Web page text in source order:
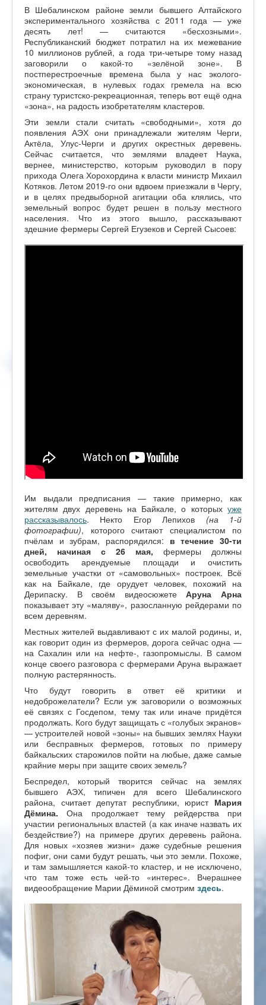
В Шебалинском районе земли бывшего Алтайского
экспериментального хозяйства с 2011 года — уже
десять лет! — считаются «бесхозными».
Республиканский бюджет потратил на их межевание
10 миллионов рублей, а года три-четыре тому назад
заговорили о какой-то «зелёной зоне». В
постперестроечные времена была у нас эколого-
экономическая, в нулевых годах гремела на всю
страну туристско-рекреационная, теперь вот ещё одна
«зона», на радость изобретателям кластеров.
Эти земли стали считать «свободными», хотя до
появления АЭХ они принадлежали жителям Черги,
Актёла, Улус-Черги и других окрестных деревень.
Сейчас считается, что землями владеет Наука,
вернее, министерство, которым руководил в пору
прихода Олега Хорохордина к власти министр Михаил
Котяков. Летом 2019-го они вдвоем приезжали в Чергу,
и в целях предвыборной агитации оба клялись, что
земельный вопрос будет решен в пользу местного
населения. Что из этого вышло, рассказывают
здешние фермеры Сергей Егузеков и Сергей Сысоев:
Им выдали предписания — такие примерно, как
жителям двух деревень на Байкале, о которых уже
рассказывалось. Некто Егор Лепихов (на 1-й
фотографии), которого считают специалистом по
пчёлам и зубрам, распорядился: в течение 30-ти
дней, начиная с 26 мая, фермеры должны
освободить арендуемые площади и очистить
земельные участки от «самовольных» построек. Всё
как на Байкале, где орудует человек, похожий на
Дерипаску. В своём видеосюжетеАруна Арна
показывает эту «маляву», разосланную рейдерами по
всем деревням.
Местных жителей выдавливают с их малой родины, и,
как говорит один из фермеров, дорога сейчас одна —
на Сахалин или на нефте-, газопромыслы. В самом
конце своего разговора с фермерами Аруна выражает
полную растерянность.
Что будут говорить в ответ её критики и
недоброжелатели? Если уж заговорили о возможных
её связях с Госдепом, тему так или иначе придётся
продолжать. Кого будут защищать с «голубых экранов»
— устроителей новой «зоны» на бывших землях Науки
или бесправных фермеров, готовых по примеру
байкальских старожилов пойти на любые, даже самые
крайние меры при защите своих земель?
Беспредел, который творится сейчас на землях
бывшего АЭХ, типичен для всего Шебалинского
района, считает депутат республики, юрист Мария
Дёмина. Она продолжает тему рейдерства при
участии региональных властей (а как иначе назвать их
бездействие?) на примере других деревень района.
Для новых «хозяев жизни» даже судебные решения
пофиг, они сами будут решать, чьи это земли. Похоже,
и там замышляется какой-то кластер, и не исключено,
что там тоже есть чей-то «интерес». Вчерашнее
видеообращение Марии Дёминой смотрим здесь.